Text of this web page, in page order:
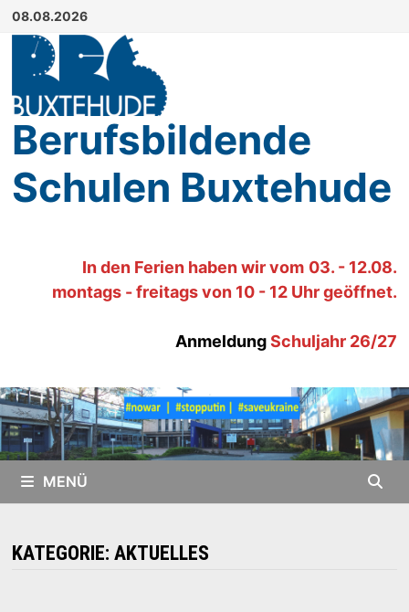
Zum
Inhalt
springen
08.08.2026
Berufsbildende
Schulen Buxtehude
In den Ferien haben wirvom 03. - 12.08.
montags - freitags von 10 - 12 Uhr geöffnet.
AnmeldungSchuljahr 26/27
MENÜ
KATEGORIE: AKTUELLES